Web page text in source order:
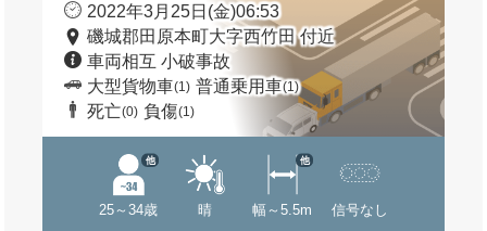
2022年3月25日(金)06:53
磯城郡田原本町大字西竹田 付近
車両相互 小破事故
大型貨物車(1) 普通乗用車(1)
死亡(0) 負傷(1)
25～34歳
他
晴 幅～5.5m
他
信号なし